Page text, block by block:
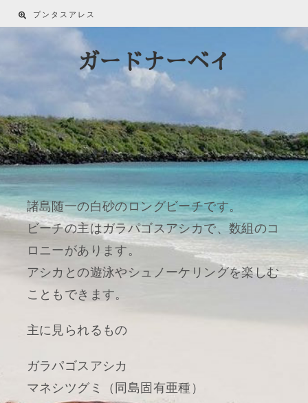
プンタスアレス
ガードナーベイ
諸島随一の白砂のロングビーチです。
ビーチの主はガラパゴスアシカで、数組のコ
ロニーがあります。
アシカとの遊泳やシュノーケリングを楽しむ
こともできます。
主に見られるもの
ガラパゴスアシカ
マネシツグミ（同島固有亜種）